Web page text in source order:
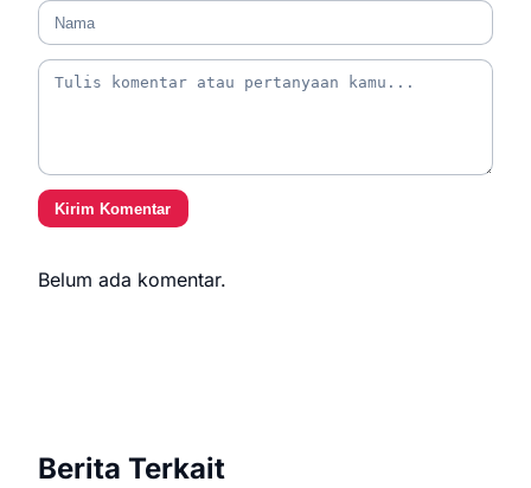
Kirim Komentar
Belum ada komentar.
Berita Terkait